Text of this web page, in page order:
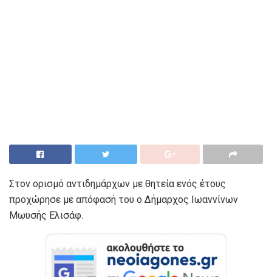
Στον ορισμό αντιδημάρχων με θητεία ενός έτους
προχώρησε με απόφασή του ο Δήμαρχος Ιωαννίνων
Μωυσής Ελισάφ.